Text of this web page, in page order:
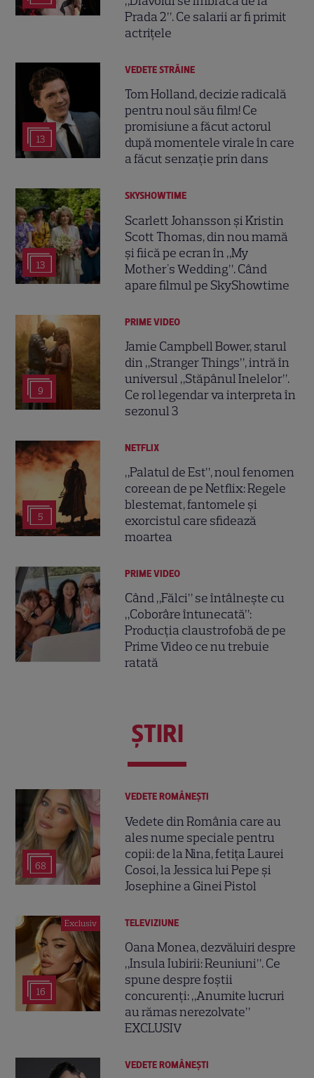
Prada 2”. Ce salarii ar fi primit
actrițele
13
VEDETE STRĂINE
Tom Holland, decizie radicală
pentru noul său film! Ce
promisiune a făcut actorul
după momentele virale în care
a făcut senzație prin dans
13
SKYSHOWTIME
Scarlett Johansson și Kristin
Scott Thomas, din nou mamă
și fiică pe ecran în „My
Mother's Wedding”. Când
apare filmul pe SkyShowtime
9
PRIME VIDEO
Jamie Campbell Bower, starul
din „Stranger Things”, intră în
universul „Stăpânul Inelelor”.
Ce rol legendar va interpreta în
sezonul 3
5
NETFLIX
„Palatul de Est”, noul fenomen
coreean de pe Netflix: Regele
blestemat, fantomele și
exorcistul care sfidează
moartea
PRIME VIDEO
Când „Fălci” se întâlnește cu
„Coborâre întunecată”:
Producția claustrofobă de pe
Prime Video ce nu trebuie
ratată
ŞTIRI
68
VEDETE ROMÂNEŞTI
Vedete din România care au
ales nume speciale pentru
copii: de la Nina, fetița Laurei
Cosoi, la Jessica lui Pepe și
Josephine a Ginei Pistol
Exclusiv
16
TELEVIZIUNE
Oana Monea, dezvăluiri despre
„Insula Iubirii: Reuniuni”. Ce
spune despre foștii
concurenți: „Anumite lucruri
au rămas nerezolvate”
EXCLUSIV
VEDETE ROMÂNEŞTI